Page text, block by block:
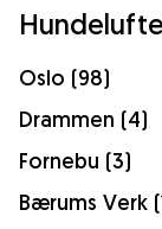
Oslo (98)
Drammen (4)
Fornebu (3)
Bærums Verk